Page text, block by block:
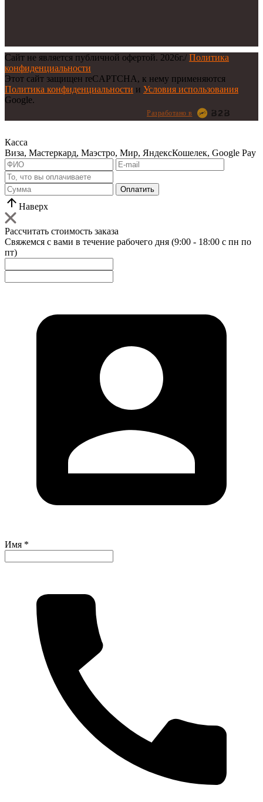
Сайт не является публичной офертой. 2026г./ Политика
конфиденциальности
Этот сайт защищен reCAPTCHA, к нему применяются
Политика конфиденциальности и Условия использования
Google.
Разработано в
Касса
Виза, Мастеркард, Маэстро, Мир, ЯндексКошелек, Google Pay
Оплатить
Наверх
Рассчитать стоимость заказа
Свяжемся с вами в течение рабочего дня (9:00 - 18:00 с пн по
пт)
Имя *